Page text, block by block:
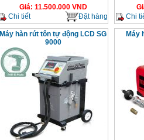
Giá: 11.500.000VND
Chi tiết
Đặt hàng
Chi
Máy hàn rút tôn tự động LCD SG
9000
Máy